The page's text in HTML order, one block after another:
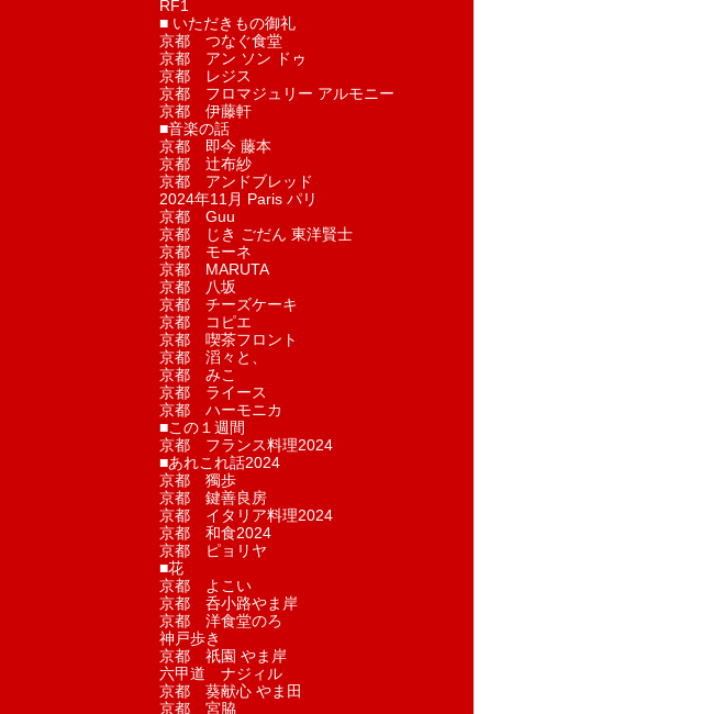
RF1
■ いただきもの御礼
京都 つなぐ食堂
京都 アン ソン ドゥ
京都 レジス
京都 フロマジュリー アルモニー
京都 伊藤軒
■音楽の話
京都 即今 藤本
京都 辻布紗
京都 アンドブレッド
2024年11月 Paris パリ
京都 Guu
京都 じき ごだん 東洋賢士
京都 モーネ
京都 MARUTA
京都 八坂
京都 チーズケーキ
京都 コピエ
京都 喫茶フロント
京都 滔々と、
京都 みこ
京都 ライース
京都 ハーモニカ
■この１週間
京都 フランス料理2024
■あれこれ話2024
京都 獨歩
京都 鍵善良房
京都 イタリア料理2024
京都 和食2024
京都 ピョリヤ
■花
京都 よこい
京都 呑小路やま岸
京都 洋食堂のろ
神戸歩き
京都 祇園 やま岸
六甲道 ナジィル
京都 葵献心 やま田
京都 宮脇